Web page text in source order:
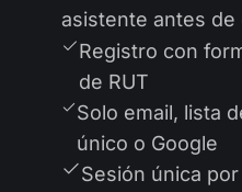
asistente antes de
Registro con
de RUT
Solo email, lista
único o Google
Sesión única